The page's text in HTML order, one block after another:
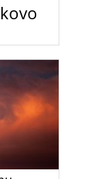
osmih
od nje
razvojne
Seveda je
razvidno
so
dotični